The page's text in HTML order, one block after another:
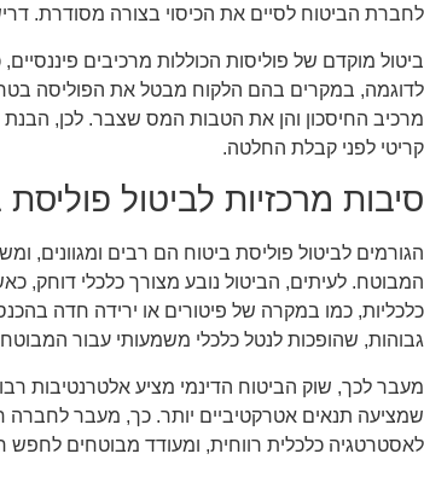
לחברת הביטוח לסיים את הכיסוי בצורה מסודרת.
ביטול מוקדם של פוליסות הכוללות מרכיבים
לדוגמה, במקרים בהם הלקוח מבטל את הפוליסה
מרכיב החיסכון והן את הטבות המס שצבר. לכן, הבנת
קריטי לפני קבלת החלטה.
סיבות מרכזיות לביטול פוליסת
הגורמים לביטול פוליסת ביטוח הם רבים ומגוונים,
המבוטח. לעיתים, הביטול נובע מצורך כלכלי דוחק,
כלכליות, כמו במקרה של פיטורים או ירידה חדה
גבוהות, שהופכות לנטל כלכלי משמעותי עבור
מעבר לכך, שוק הביטוח הדינמי מציע אלטרנטיבות
שמציעה תנאים אטרקטיביים יותר. כך, מעבר לחברה
לאסטרטגיה כלכלית רווחית, ומעודד מבוטחים לחפש